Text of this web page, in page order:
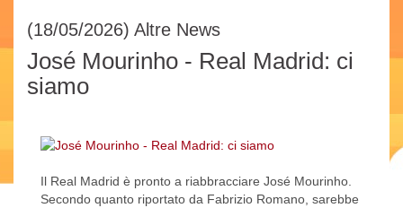
(18/05/2026) Altre News
José Mourinho - Real Madrid: ci
siamo
Il Real Madrid è pronto a riabbracciare José Mourinho.
Secondo quanto riportato da Fabrizio Romano, sarebbe